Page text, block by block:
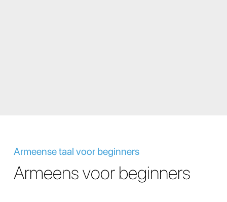
Armeense taal voor beginners
Armeens voor beginners